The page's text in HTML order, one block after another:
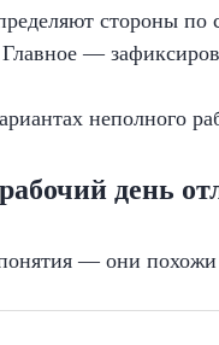
стороны по
—
неполного
день
— они